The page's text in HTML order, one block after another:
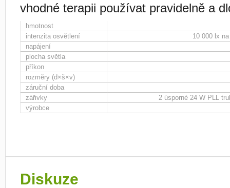
vhodné terapii používat pravidelně a
hmotnost
intenzita osvětlení
10 000 lx
napájení
plocha světla
příkon
rozměry (d×š×v)
záruční doba
zářivky
2 úsporné 24 W PLL
výrobce
Diskuze